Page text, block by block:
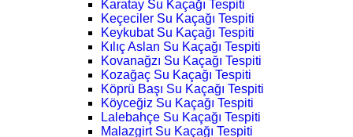
Karatay Su Kaçağı Tespiti
Keçeciler Su Kaçağı Tespiti
Keykubat Su Kaçağı Tespiti
Kılıç Aslan Su Kaçağı Tespiti
Kovanağzı Su Kaçağı Tespiti
Kozağaç Su Kaçağı Tespiti
Köprü Başı Su Kaçağı Tespiti
Köyceğiz Su Kaçağı Tespiti
Lalebahçe Su Kaçağı Tespiti
Malazgirt Su Kaçağı Tespiti